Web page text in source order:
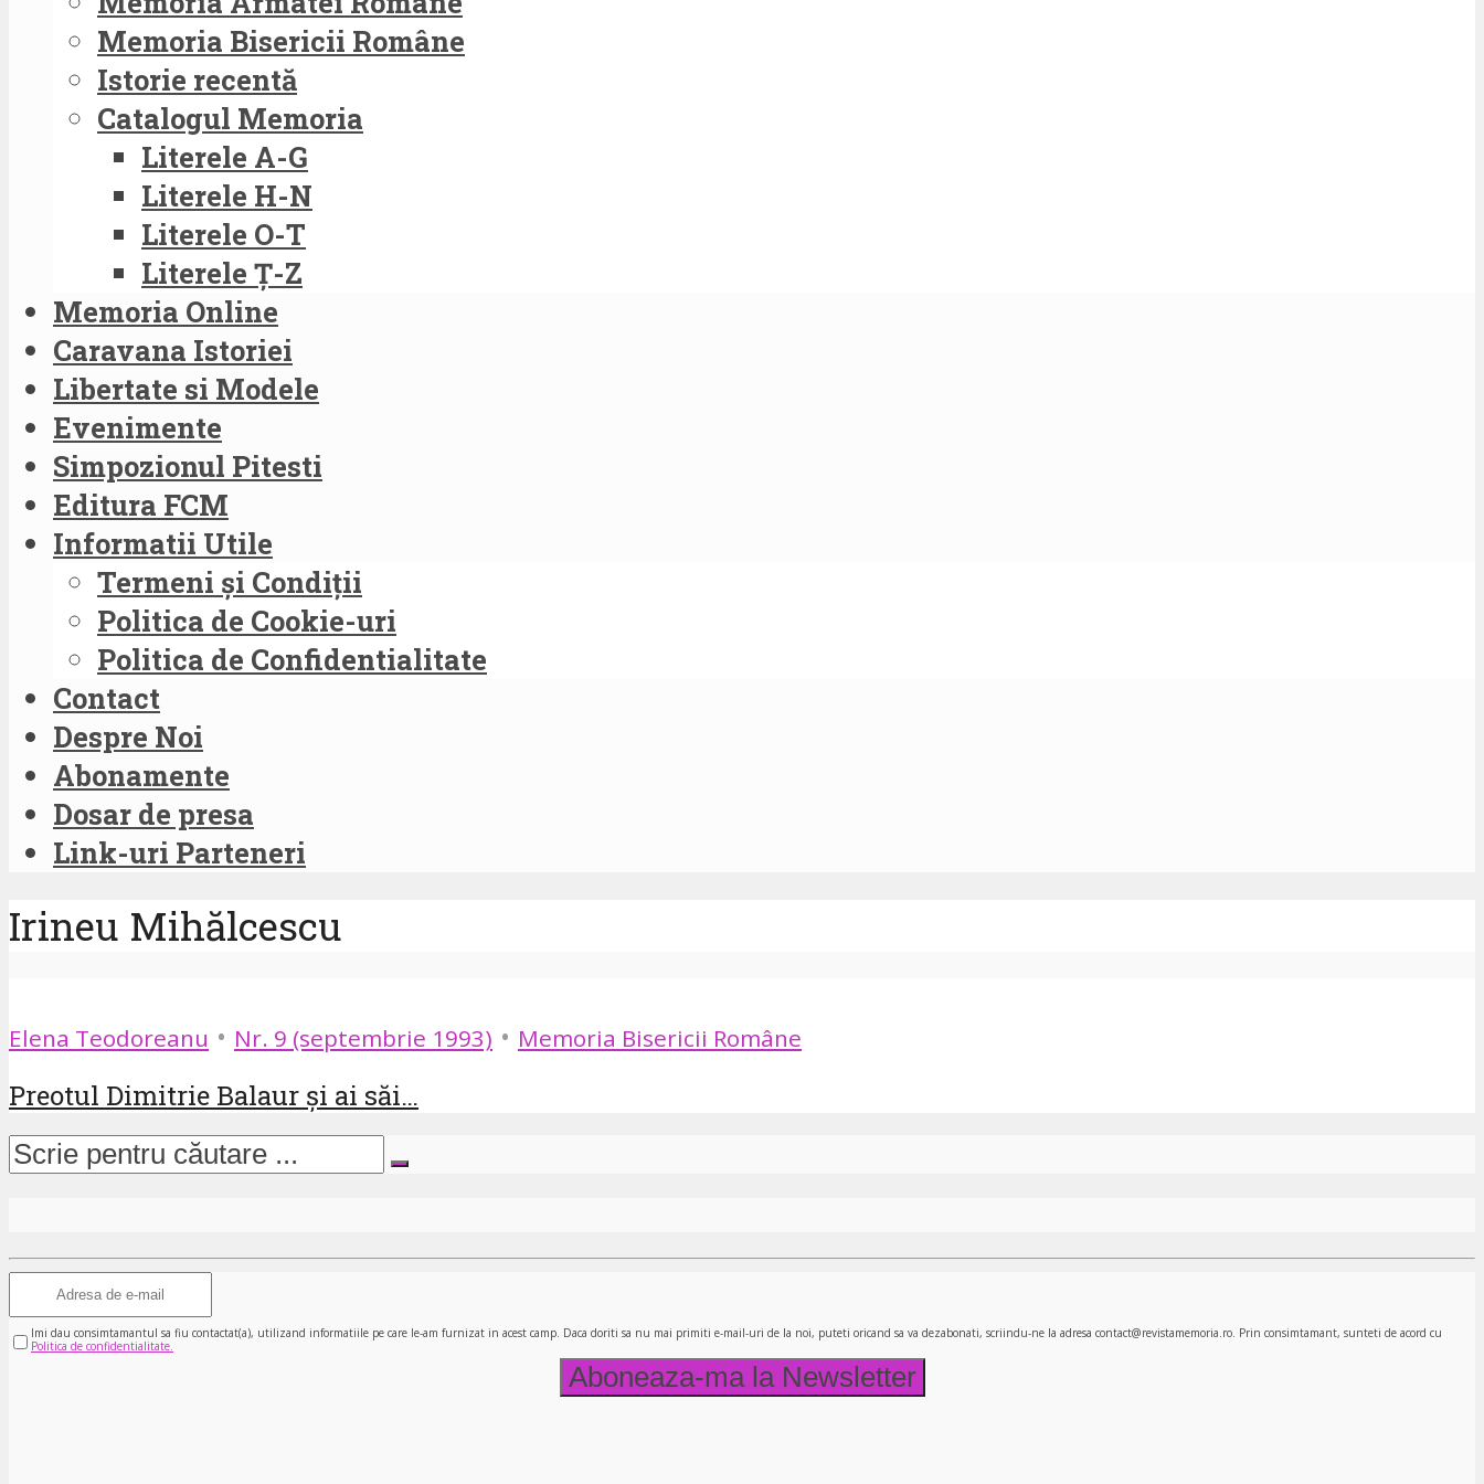
Memoria Bisericii Române
Istorie recentă
Catalogul Memoria
Literele A-G
Literele H-N
Literele O-T
Literele Ț-Z
Memoria Online
Caravana Istoriei
Libertate si Modele
Evenimente
Simpozionul Pitesti
Editura FCM
Informatii Utile
Termeni și Condiții
Politica de Cookie-uri
Politica de Confidentialitate
Contact
Despre Noi
Abonamente
Dosar de presa
Link-uri Parteneri
Irineu Mihălcescu
Elena Teodoreanu • Nr. 9 (septembrie 1993) • Memoria Bisericii Române
Preotul Dimitrie Balaur și ai săi…
Imi dau consimtamantul sa fiu contactat(a), utilizand informatiile pe care le-am furnizat in acest camp. Daca doriti sa nu mai primiti e-mail-uri de la noi, puteti oricand sa va dezabonati, scriindu-ne la adresa contact@revistamemoria.ro. Prin consimtamant, sunteti de acord cu
Politica de confidentialitate.